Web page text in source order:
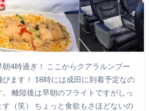
4時過ぎ！ ここからクアラルンプー
びます！ 18時には成田に到着予定なの
離陸後は早朝のフライトですがしっ
（笑） ちょっと食欲もさほどないの